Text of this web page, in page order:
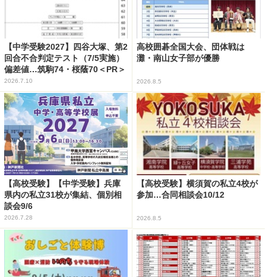
【中学受験2027】四谷大塚、第2
回合不合判定テスト（7/5実施）
偏差値…筑駒74・桜蔭70＜PR＞
2026.7.10
高校囲碁全国大会、団体戦は
灘・南山女子部が優勝
2026.8.5
【高校受験】【中学受験】兵庫
県内の私立31校が集結、個別相
談会9/6
2026.7.28
【高校受験】横須賀の私立4校が
参加…合同相談会10/12
2026.8.5